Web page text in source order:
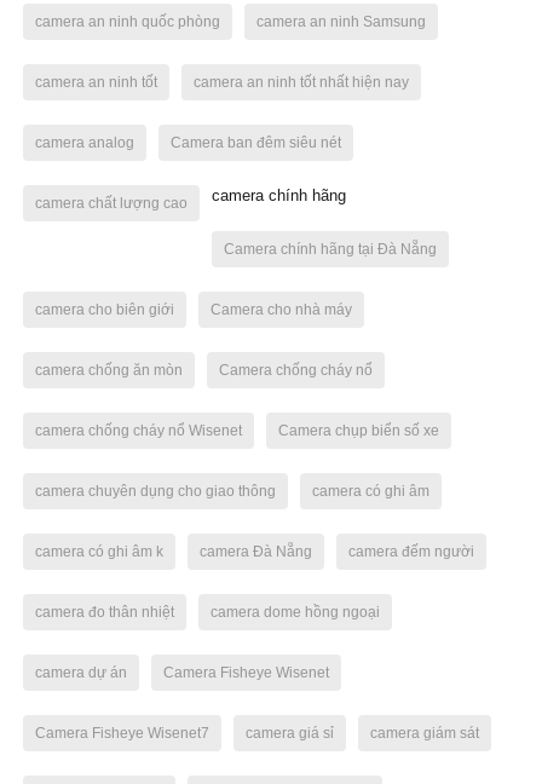
camera an ninh quốc phòng camera an ninh Samsung
camera an ninh tốt camera an ninh tốt nhất hiện nay
camera analog Camera ban đêm siêu nét
camera chất lượng cao camera chính hãng
Camera chính hãng tại Đà Nẵng
camera cho biên giới Camera cho nhà máy
camera chống ăn mòn Camera chống cháy nổ
camera chống cháy nổ Wisenet Camera chụp biển số xe
camera chuyên dụng cho giao thông camera có ghi âm
camera có ghi âm k camera Đà Nẵng camera đếm người
camera đo thân nhiệt camera dome hồng ngoại
camera dự án Camera Fisheye Wisenet
Camera Fisheye Wisenet7 camera giá sỉ camera giám sát